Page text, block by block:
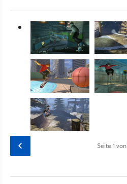
Seite1 von